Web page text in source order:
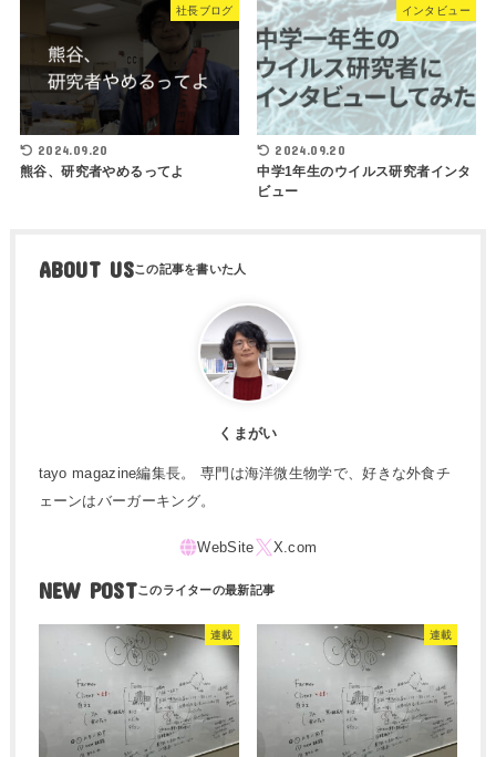
社長ブログ
2024.09.20
熊谷、研究者やめるってよ
インタビュー
2024.09.20
中学1年生のウイルス研究者インタ
ビュー
ABOUT US
くまがい
tayo magazine編集長。 専門は海洋微生物学で、好きな外食チ
ェーンはバーガーキング。
NEW POST
連載 連載